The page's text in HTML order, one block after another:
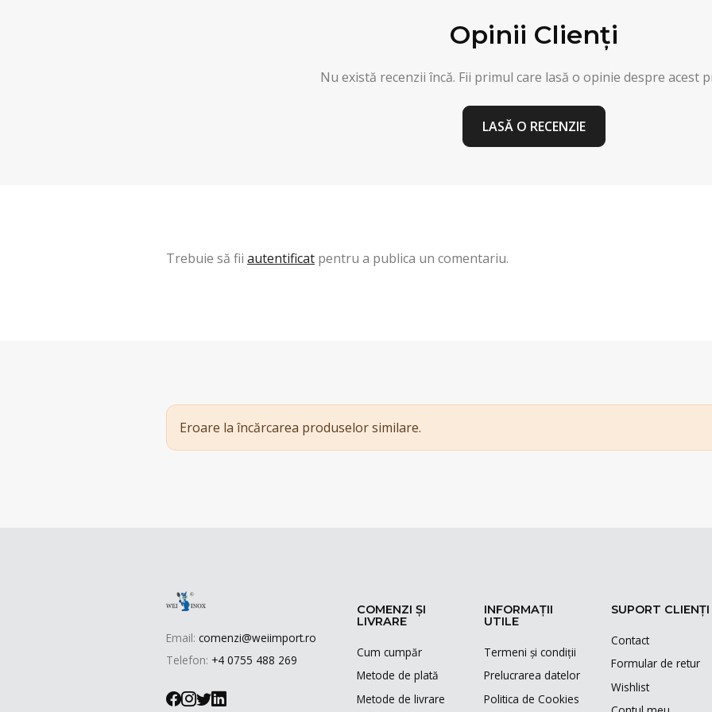
Opinii Clienți
Nu există recenzii încă. Fii primul care lasă o opinie despre acest
LASĂ O RECENZIE
Trebuie să fii autentificat pentru a publica un comentariu.
Eroare la încărcarea produselor similare.
Email: comenzi@weiimport.ro
Telefon: +4 0755 488 269
COMENZI ȘI
LIVRARE
Cum cumpăr
Metode de plată
Metode de livrare
INFORMAȚII
UTILE
Termeni și condiții
Prelucrarea datelor
Politica de Cookies
SUPORT CLIENȚI
Contact
Formular de retur
Wishlist